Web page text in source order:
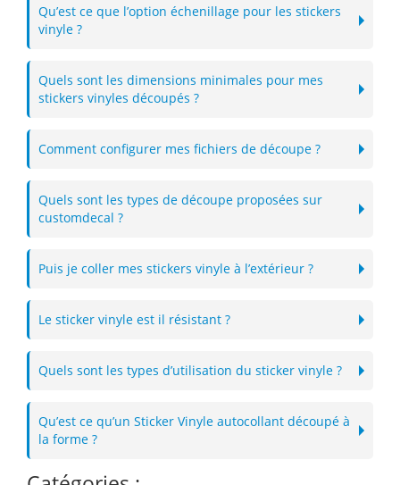
Qu’est ce que l’option échenillage pour les stickers
vinyle ?
Quels sont les dimensions minimales pour mes
stickers vinyles découpés ?
Comment configurer mes fichiers de découpe ?
Quels sont les types de découpe proposées sur
customdecal ?
Puis je coller mes stickers vinyle à l’extérieur ?
Le sticker vinyle est il résistant ?
Quels sont les types d’utilisation du sticker vinyle ?
Qu’est ce qu’un Sticker Vinyle autocollant découpé à
la forme ?